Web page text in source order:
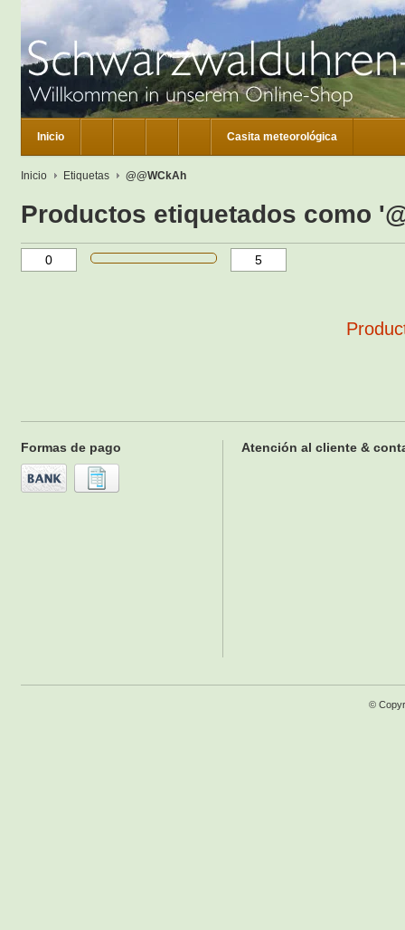
Inicio Casita meteorológica
Inicio Etiquetas @@WCkAh
Productos etiquetados como
Formas de pago Atención al cliente &
©